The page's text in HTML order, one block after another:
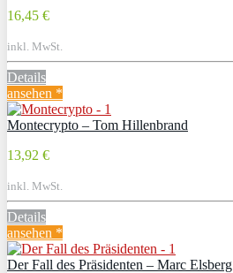
16,45 €
inkl. MwSt.
Details
ansehen *
Montecrypto – Tom Hillenbrand
13,92 €
inkl. MwSt.
Details
ansehen *
Der Fall des Präsidenten – Marc Elsberg